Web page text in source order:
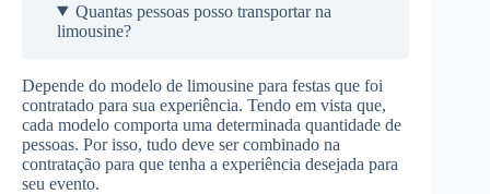
Quantas pessoas posso transportar na
limousine?
Depende do modelo de limousine para festas que foi
contratado para sua experiência. Tendo em vista que,
cada modelo comporta uma determinada quantidade de
pessoas. Por isso, tudo deve ser combinado na
contratação para que tenha a experiência desejada para
seu evento.